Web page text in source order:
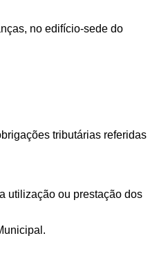
no edifício-sede do
tributárias referidas
utilização ou prestação dos